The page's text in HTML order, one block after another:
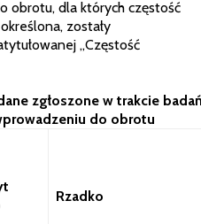
obrotu, dla których częstość
zostały
„Częstość
zgłoszone w trakcie
do obrotu
Rzadko